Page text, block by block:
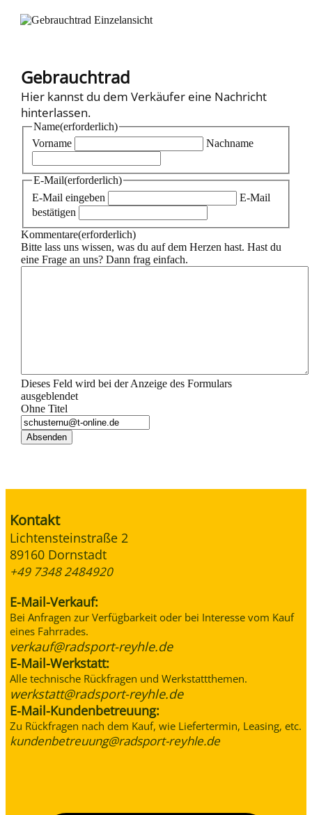
Gebrauchtrad
Hier kannst du dem Verkäufer eine Nachricht
hinterlassen.
Name(erforderlich)
Vorname
Nachname
E-Mail(erforderlich)
E-Mail eingeben
E-Mail
bestätigen
Kommentare(erforderlich)
Bitte lass uns wissen, was du auf dem Herzen hast. Hast du
eine Frage an uns? Dann frag einfach.
Dieses Feld wird bei der Anzeige des Formulars
ausgeblendet
Ohne Titel
Kontakt
Lichtensteinstraße 2
89160 Dornstadt
+49 7348 2484920
E-Mail-Verkauf:
Bei Anfragen zur Verfügbarkeit oder bei Interesse vom Kauf
eines Fahrrades.
verkauf@radsport-reyhle.de
E-Mail-Werkstatt:
Alle technische Rückfragen und Werkstattthemen.
werkstatt@radsport-reyhle.de
E-Mail-Kundenbetreuung:
Zu Rückfragen nach dem Kauf, wie Liefertermin, Leasing, etc.
kundenbetreuung@radsport-reyhle.de